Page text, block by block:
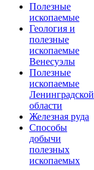
Полезные
ископаемые
Геология и
полезные
ископаемые
Венесуэлы
Полезные
ископаемые
Ленинградской
области
Железная руда
Способы
добычи
полезных
ископаемых